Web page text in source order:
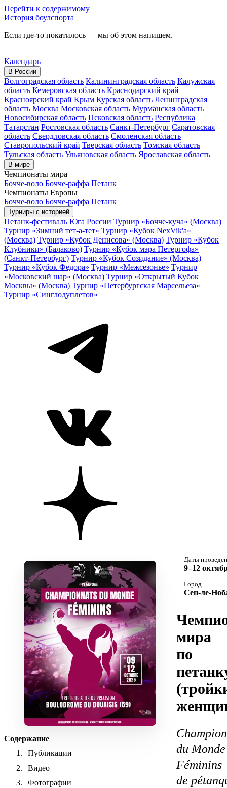
Перейти к содержимому
История боулспорта
Если где-то покатилось — мы об этом напишем.
Календарь
В России
Волгоградская область Калининградская область Калужская
область Кемеровская область Краснодарский край
Красноярский край Крым Курская область Ленинградская
область Москва Московская область Мурманская область
Новосибирская область Псковская область Республика
Татарстан Ростовская область Санкт-Петербург Саратовская
область Свердловская область Смоленская область
Ставропольский край Тверская область Томская область
Тульская область Ульяновская область Ярославская область
В мире
Чемпионаты мира
Бочче-воло Бочче-раффа Петанк
Чемпионаты Европы
Бочче-воло Бочче-раффа Петанк
Турниры с историей
Петанк-фестиваль Юга России Турнир «Бочче-куча» (Москва)
Турнир «Зимний тет-а-тет» Турнир «Кубок NexVik'a»
(Москва) Турнир «Кубок Денисова» (Москва) Турнир «Кубок
Клубники» (Балаково) Турнир «Кубок мэра Петергофа»
(Санкт-Петербург) Турнир «Кубок Созидание» (Москва)
Турнир «Кубок Федора» Турнир «Межсезонье» Турнир
«Московский шар» (Москва) Турнир «Открытый Кубок
Москвы» (Москва) Турнир «Петербургская Марсельеза»
Турнир «Синглодуплетов»
Содержание
Публикации
Видео
Фотографии
Даты
9–12
Город
Сен-ле-
мира
по
du Monde
Féminins
de